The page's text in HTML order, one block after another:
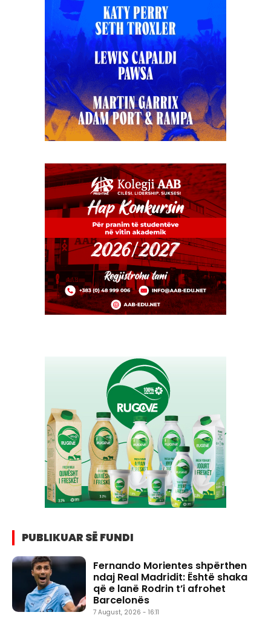
PUBLIKUAR SË FUNDI
Fernando Morientes shpërthen
ndaj Real Madridit: Është shaka
që e lanë Rodrin t’i afrohet
Barcelonës
7 August, 2026 - 16:11